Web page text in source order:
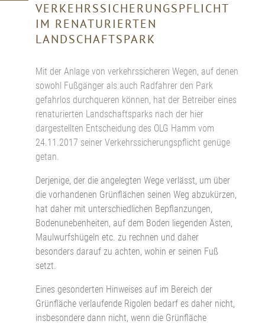
VERKEHRSSICHERUNGSPFLICHT
IM RENATURIERTEN
LANDSCHAFTSPARK
Mit der Anlage von verkehrssicheren Wegen, auf denen
sowohl Fußgänger als auch Radfahrer den Park
gefahrlos durchqueren können, hat der Betreiber eines
renaturierten Landschaftsparks nach der hier
dargestellten Entscheidung des OLG Hamm vom
24.11.2017 seiner Verkehrssicherungspflicht genüge
getan.
Derjenige, der die angelegten Wege verlässt, um über
die vorhandenen Grünflächen seinen Weg abzukürzen,
hat daher mit unterschiedlichen Bepflanzungen,
Bodenunebenheiten, auf dem Boden liegenden Ästen,
Maulwurfshügeln etc. zu rechnen und daher
besonders darauf zu achten, wohin er seinen Fuß
setzt.
Eines gesonderten Hinweises auf im Bereich der
Grünfläche verlaufende Rigolen bedarf es daher nicht,
insbesondere dann nicht, wenn die Grünfläche